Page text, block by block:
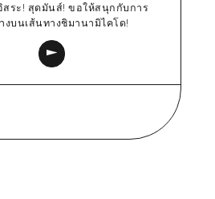
สระ! สุดมันส์! ขอให้สนุกกับการ
งบนเส้นทางชิมานามิไคโด!